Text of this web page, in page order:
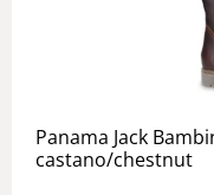
Panama Jack
castano/chestnut